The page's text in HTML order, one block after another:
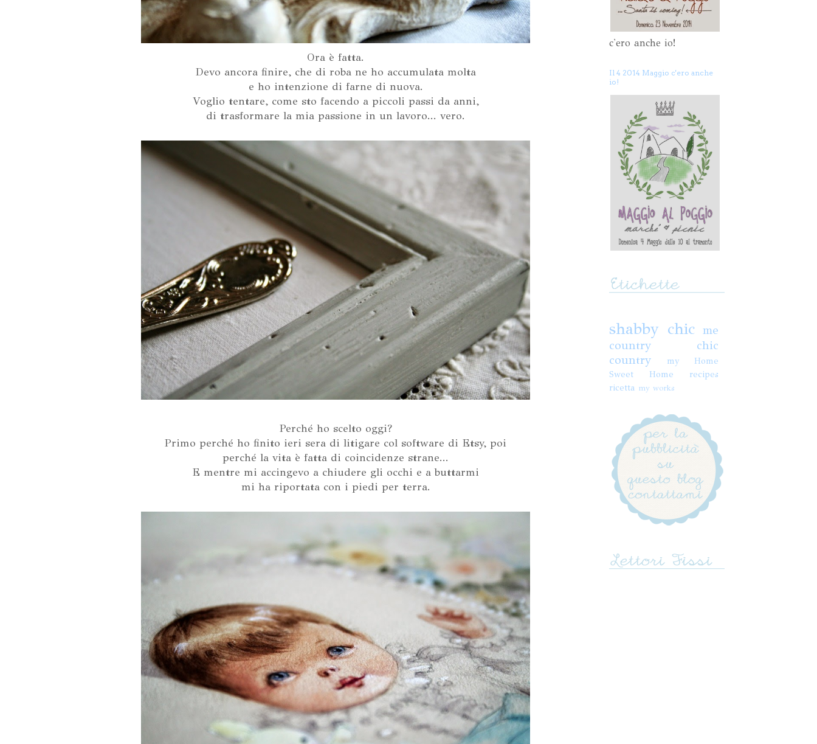
Ora è fatta.
Devo ancora finire, che di roba ne ho accumulata molta
e ho intenzione di farne di nuova.
Voglio tentare, come sto facendo a piccoli passi da anni,
di trasformare la mia passione in un lavoro... vero.
Perché ho scelto oggi?
Primo perché ho finito ieri sera di litigare col software di Etsy, poi
perché la vita è fatta di coincidenze strane...
E mentre mi accingevo a chiudere gli occhi e a buttarmi
mi ha riportata con i piedi per terra.
c'ero anche io!
Il 4 2014 Maggio c'ero anche
io!
shabby chic me
country chic
country
my Home
Sweet Home
recipes
ricetta my works